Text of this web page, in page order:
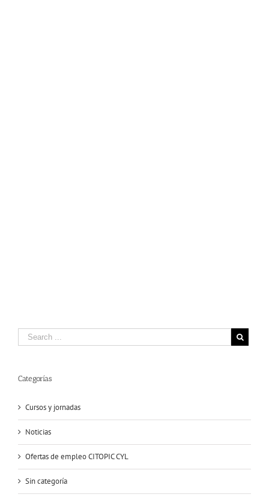
Categorías
Cursos y jornadas
Noticias
Ofertas de empleo CITOPIC CYL
Sin categoría